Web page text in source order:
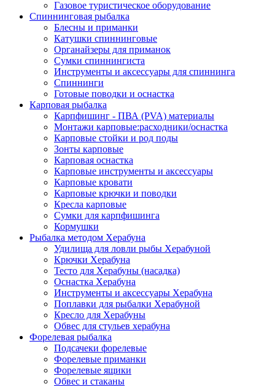
Газовое туристическое оборудование
Спиннинговая рыбалка
Блесны и приманки
Катушки спиннинговые
Органайзеры для приманок
Сумки спиннингиста
Инструменты и аксессуары для спиннинга
Спиннинги
Готовые поводки и оснастка
Карповая рыбалка
Карпфишинг - ПВА (PVA) материалы
Монтажи карповые:расходники/оснастка
Карповые стойки и род поды
Зонты карповые
Карповая оснастка
Карповые инструменты и аксессуары
Карповые кровати
Карповые крючки и поводки
Кресла карповые
Сумки для карпфишинга
Кормушки
Рыбалка методом Херабуна
Удилища для ловли рыбы Херабуной
Крючки Херабуна
Тесто для Херабуны (насадка)
Оснастка Херабуна
Инструменты и аксессуары Херабуна
Поплавки для рыбалки Херабуной
Кресло для Херабуны
Обвес для стульев херабуна
Форелевая рыбалка
Подсачеки форелевые
Форелевые приманки
Форелевые ящики
Обвес и стаканы